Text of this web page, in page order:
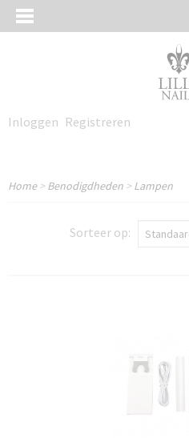
Inloggen Registreren
Home>Benodigdheden >Lampen
Sorteer op: